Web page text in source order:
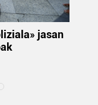
jasan